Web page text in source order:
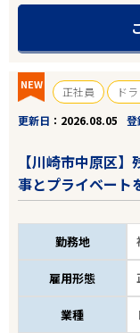
NEW 正社員
ド
更新日
2026.08.05 登
【川崎市中原区
事とプライベート
勤務地
雇用形態
業種